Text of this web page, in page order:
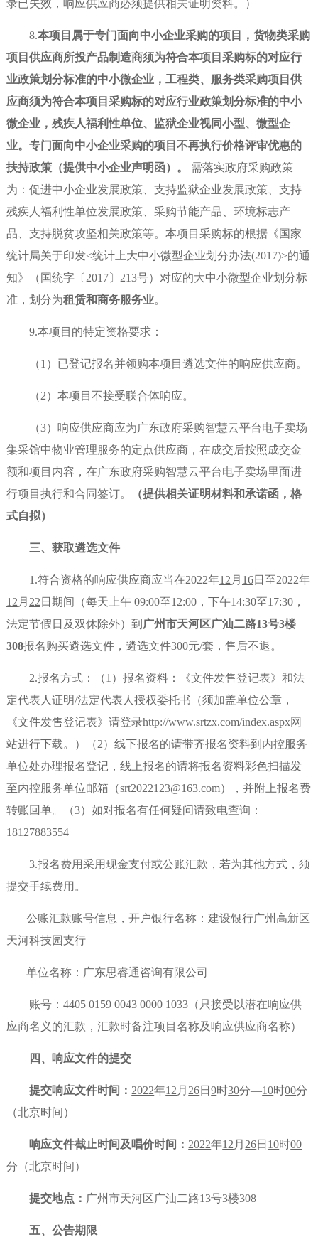
录已失效，响应供应商必须提供相关证明资料。）
8.本项目属于专门面向中小企业采购的项目，货物类采购
项目供应商所投产品制造商须为符合本项目采购标的对应行
业政策划分标准的中小微企业，工程类、服务类采购项目供
应商须为符合本项目采购标的对应行业政策划分标准的中小
微企业，残疾人福利性单位、监狱企业视同小型、微型企
业。专门面向中小企业采购的项目不再执行价格评审优惠的
扶持政策（提供中小企业声明函）。
需落实政府采购政策
为：促进中小企业发展政策、支持监狱企业发展政策、支持
残疾人福利性单位发展政策、采购节能产品、环境标志产
品、支持脱贫攻坚相关政策等。本项目采购标的根据《国家
统计局关于印发<统计上大中小微型企业划分办法(2017)>的通
知》（国统字〔2017〕213号）对应的大中小微型企业划分标
准，划分为租赁和商务服务业。
9.本项目的特定资格要求：
（1）已登记报名并领购本项目遴选文件的响应供应商。
（2）本项目不接受联合体响应。
（3）响应供应商应为广东政府采购智慧云平台电子卖场
集采馆中物业管理服务的定点供应商，在成交后按照成交金
额和项目内容，在广东政府采购智慧云平台电子卖场里面进
行项目执行和合同签订。
（提供相关证明材料和承诺函，格
式自拟）
三、获取遴选文件
1.符合资格的响应供应商应当在2022年12 月 16日至2022年
12 月 22 日期间（每天上午 09:00至12:00，下午14:30至17:30，
法定节假日及双休除外）到 广州市天河区广汕二路13号3楼
308报名购买遴选文件，遴选文件300元/套，售后不退。
2.报名方式：（1）报名资料：《文件发售登记表》和法
定代表人证明/法定代表人授权委托书（须加盖单位公章，
《文件发售登记表》请登录http://www.srtzx.com/index.aspx网
站进行下载。）（2）线下报名的请带齐报名资料到内控服务
单位处办理报名登记，线上报名的请将报名资料彩色扫描发
至内控服务单位邮箱（srt2022123@163.com），并附上报名费
转账回单。（3）如对报名有任何疑问请致电查询：
18127883554
3.报名费用采用现金支付或公账汇款，若为其他方式，须
提交手续费用。
公账汇款账号信息，开户银行名称：建设银行广州高新区
天河科技园支行
单位名称：广东思睿通咨询有限公司
账号： 4405 0159 0043 0000 1033（只接受以潜在响应供
应商名义的汇款，汇款时备注项目名称及响应供应商名称）
四、响应文件的提交
提交响应文件时间： 2022年12 月 26日9时30分—10时00分
（北京时间）
响应文件截止时间及唱价时间： 2022年12 月 26日 10时00
分（北京时间）
提交地点： 广州市天河区广汕二路13号3楼308
五、公告期限